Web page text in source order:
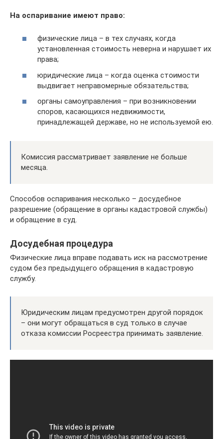
На оспаривание имеют право:
физические лица – в тех случаях, когда
установленная стоимость неверна и нарушает их
права;
юридические лица – когда оценка стоимости
выдвигает неправомерные обязательства;
органы самоуправления – при возникновении
споров, касающихся недвижимости,
принадлежащей державе, но не используемой ею.
Комиссия рассматривает заявление не больше
месяца.
Способов оспаривания несколько – досудебное
разрешение (обращение в органы кадастровой службы)
и обращение в суд.
Досудебная процедура
Физические лица вправе подавать иск на рассмотрение
судом без предыдущего обращения в кадастровую
службу.
Юридическим лицам предусмотрен другой порядок
– они могут обращаться в суд только в случае
отказа комиссии Росреестра принимать заявление.